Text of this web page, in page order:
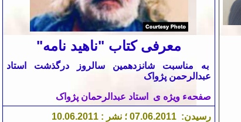
معرفی کتاب "ناهید نامه"
به مناسبت شانزدهمین سالروز درگذشت استاد
عبدالرحمن پژواک
صفحهء ویژه ی استاد عبدالرحمان پژواک
رسیدن:
07.06.2011 ؛ نشر : 10.06.2011